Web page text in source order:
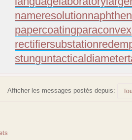
nameresolution
papercoating
rectifiersubstation
stunguntacticaldiameter
Afficher les messages postés depuis: